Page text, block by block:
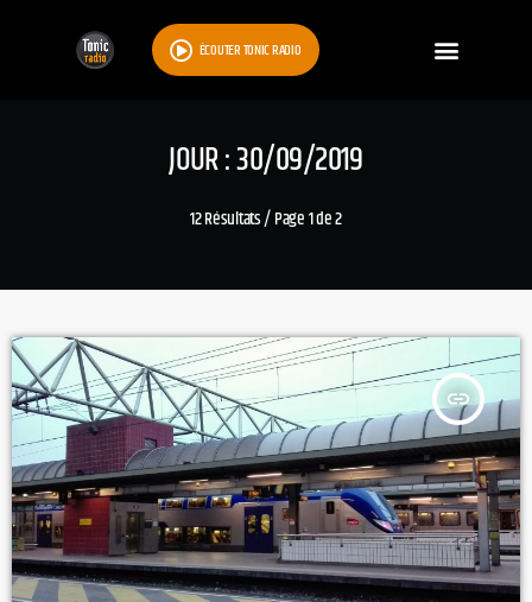
ÉCOUTER TONIC RADIO
JOUR : 30/09/2019
12 Résultats / Page 1 de 2
insert_link